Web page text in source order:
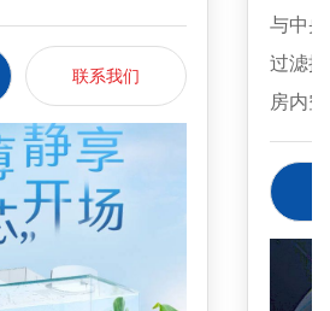
有无/
动手
境温
405-
定期
期勤
联系我们
与中
过滤
房内
风量
滤网
气。